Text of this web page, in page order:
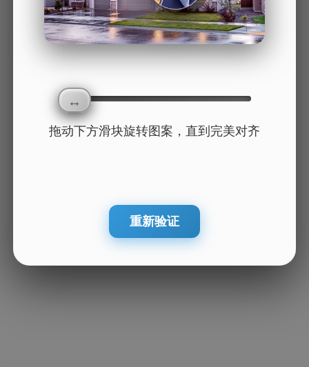
拖动下方滑块旋转图案，直到完美对齐
重新验证